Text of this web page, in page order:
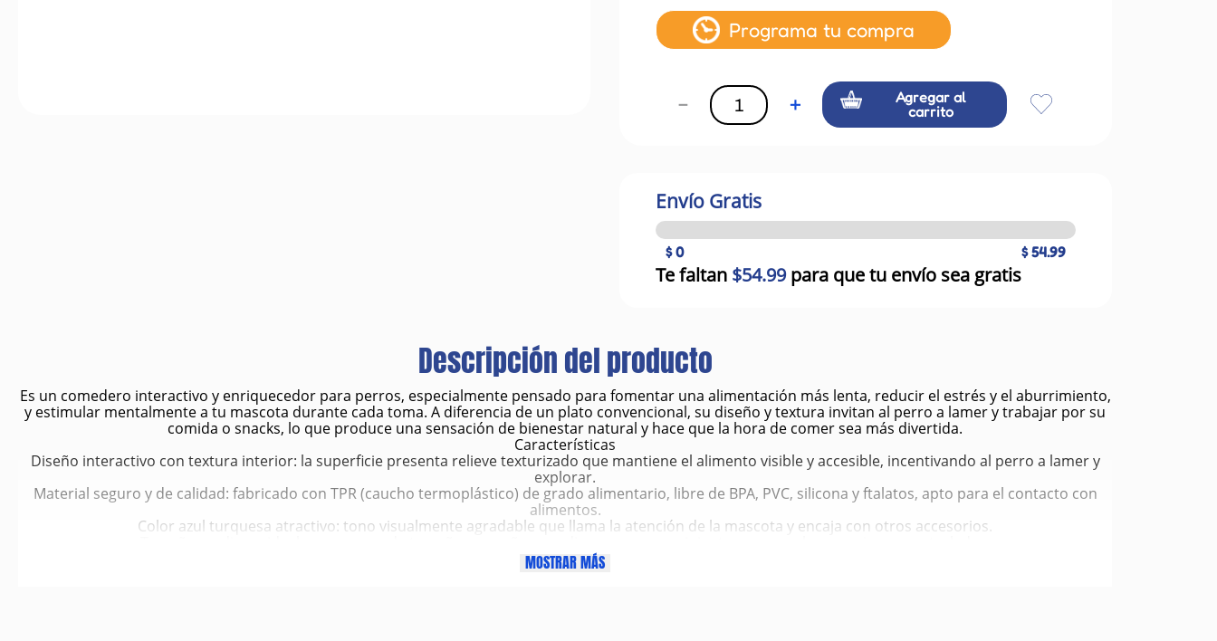
Programa tu compra
＋
－
Agregar al
carrito
Envío Gratis
$ 0 $ 54.99
Te faltan $54.99para que tu envío sea gratis
Descripción del producto
Es un comedero interactivo y enriquecedor para perros, especialmente pensado para fomentar una alimentación más lenta, reducir el estrés y el aburrimiento,
y estimular mentalmente a tu mascota durante cada toma. A diferencia de un plato convencional, su diseño y textura invitan al perro a lamer y trabajar por su
comida o snacks, lo que produce una sensación de bienestar natural y hace que la hora de comer sea más divertida.
Características
Diseño interactivo con textura interior: la superficie presenta relieve texturizado que mantiene el alimento visible y accesible, incentivando al perro a lamer y
explorar.
Material seguro y de calidad: fabricado con TPR (caucho termoplástico) de grado alimentario, libre de BPA, PVC, silicona y ftalatos, apto para el contacto con
alimentos.
Color azul turquesa atractivo: tono visualmente agradable que llama la atención de la mascota y encaja con otros accesorios.
Fácil de limpiar y mantener: se puede lavar con agua y jabón; en muchos casos es compatible con lavavajillas y también apto para congelador y microondas.
Beneficios
MOSTRAR MÁS